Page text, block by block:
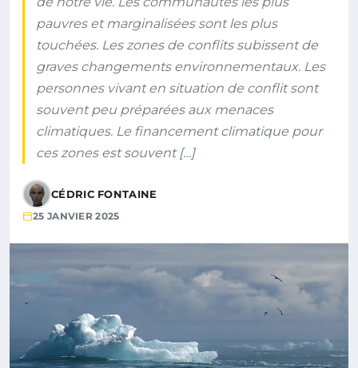
pauvres et marginalisées sont les plus
touchées. Les zones de conflits subissent de
graves changements environnementaux. Les
personnes vivant en situation de conflit sont
souvent peu préparées aux menaces
climatiques. Le financement climatique pour
ces zones est souvent […]
CÉDRIC FONTAINE
25 JANVIER 2025